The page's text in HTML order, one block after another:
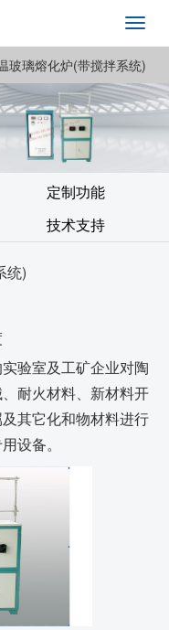
玻璃熔化炉(带搅拌系统)
定制功能
技术支持
统)
验室及工矿企业对陶
耐火材料、新材料开
其它化和物材料进行
设备。